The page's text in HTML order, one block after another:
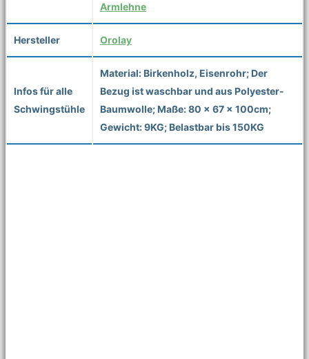
Armlehne
Hersteller Orolay
Infos für alle
Schwingstühle
Material: Birkenholz, Eisenrohr; Der
Bezug ist waschbar und aus Polyester-
Baumwolle; Maße: 80 x 67 x 100cm;
Gewicht: 9KG; Belastbar bis 150KG